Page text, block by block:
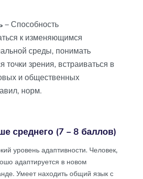
– Способность
к изменяющимся
среды, понимать
точки зрения, встраиваться в
и общественных
норм.
среднего (7 – 8 баллов)
уровень адаптивности. Человек,
адаптируется в новом
Умеет находить общий язык с